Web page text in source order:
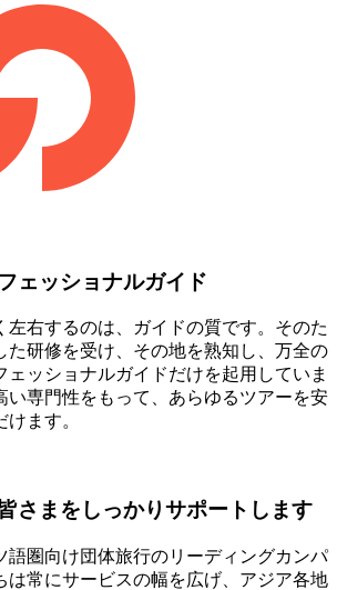
ェッショナルガイド
左右するのは、ガイドの質です。そのた
た研修を受け、その地を熟知し、万全の
ェッショナルガイドだけを起用していま
い専門性をもって、あらゆるツアーを安
ます。
さまをしっかりサポートします
語圏向け団体旅行のリーディングカンパ
は常にサービスの幅を広げ、アジア各地